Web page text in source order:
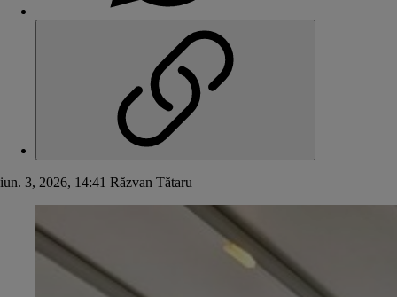
iun. 3, 2026, 14:41 Răzvan Tătaru